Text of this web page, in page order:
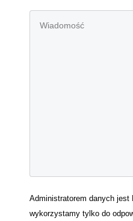
Administratorem danych jest
wykorzystamy tylko do